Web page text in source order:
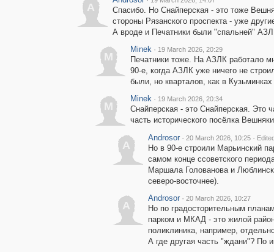
A
Спасибо. Но Снайперская - это тоже
стороны Рязанского проспекта - уже
А вроде и Печатники были "спальней"
M
Minek · 19 March 2026, 20:29
Печатники тоже. На АЗЛК работало
90-е, когда АЗЛК уже ничего не
были, но кварталов, как в
M
Minek · 19 March 2026, 20:34
Снайперская - это Снайперская.
часть исторического посёлка
A
Androsor · 20 March 2026, 10:25 ·
Но в 90-е строили Марьинский
самом конце ссоветского
Маршала Голованова и
северо-восточнее).
A
Androsor · 20 March 2026, 10:27
Но по градосторительным
парком и МКАД - это жилой
поликлиника, например,
А где другая часть "ждани"? По